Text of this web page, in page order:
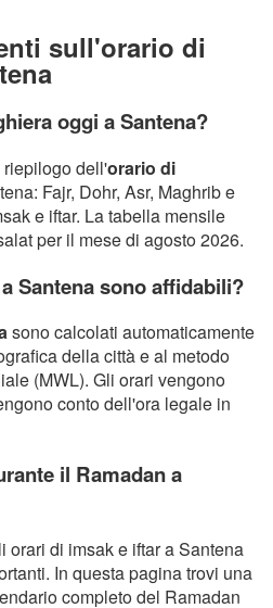
sull'orario di
oggi a Santena?
dell'orario di
Fajr, Dohr, Asr, Maghrib e
e iftar. La tabella mensile
per il mese di agosto 2026.
Santena sono affidabili?
sono calcolati automaticamente
della città e al metodo
(MWL). Gli orari vengono
conto dell'ora legale in
il Ramadan a
orari di imsak e iftar a Santena
In questa pagina trovi una
completo del Ramadan